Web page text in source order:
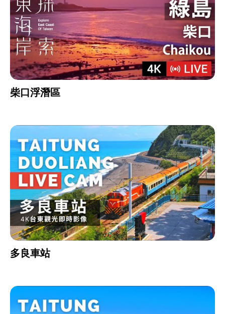
柴口浮潛區
多良車站